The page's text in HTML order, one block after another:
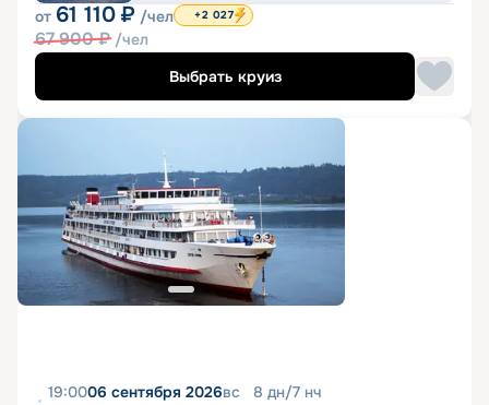
от 61 110 ₽ /чел
67 900₽ /чел
+2 027
Выбрать круиз
19:0006 сентября 2026вс 8 дн/7 нч